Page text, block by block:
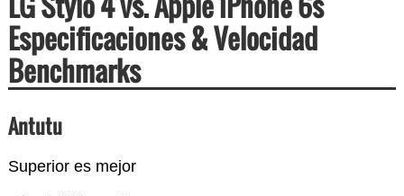
Especificaciones & Velocidad
Benchmarks
Antutu
Superior es mejor